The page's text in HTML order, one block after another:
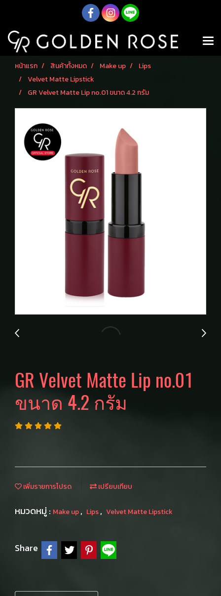
หน้าแรก สินค้าทั้งหมด Make up
Lips
Velvet Matte Lipstick
GR Velvet Matte Lip no.01 ขนาด 4.2 กรัม
GR Velvet Matte Lip no.01
ขนาด 4.2 กรัม
เพิ่มรายการโปรด เปรียบเทียบ
หมวดหมู่ : Make up, Lips, Velvet Matte Lipstick
Share